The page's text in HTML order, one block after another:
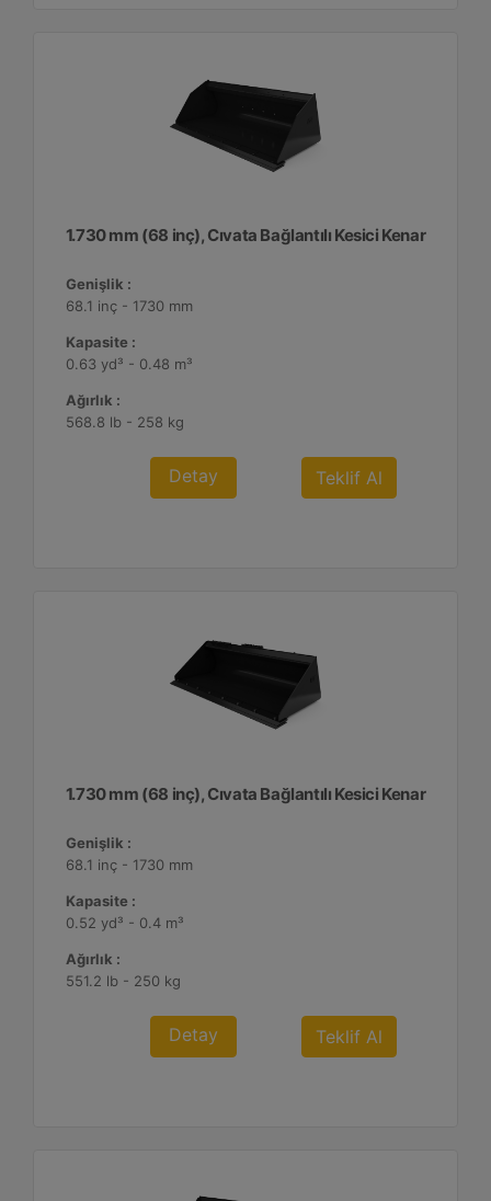
1.730 mm (68 inç), Cıvata Bağlantılı Kesici Kenar
Genişlik :
68.1 inç - 1730 mm
Kapasite :
0.63 yd³ - 0.48 m³
Ağırlık :
568.8 lb - 258 kg
Detay Teklif Al
1.730 mm (68 inç), Cıvata Bağlantılı Kesici Kenar
Genişlik :
68.1 inç - 1730 mm
Kapasite :
0.52 yd³ - 0.4 m³
Ağırlık :
551.2 lb - 250 kg
Detay Teklif Al